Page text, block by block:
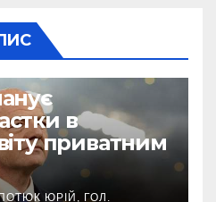
в
приватним
ЮРІЙ, ГОЛ.